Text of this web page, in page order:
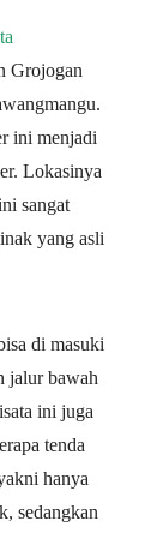
Grojogan
ini menjadi
Lokasinya
sangat
yang asli
di masuki
jalur bawah
ini juga
tenda
hanya
sedangkan